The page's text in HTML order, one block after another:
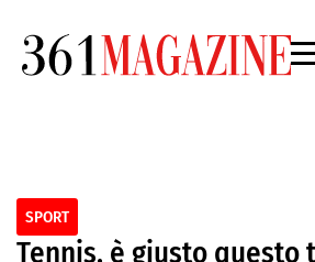
SPORT
Tennis, è giusto questo